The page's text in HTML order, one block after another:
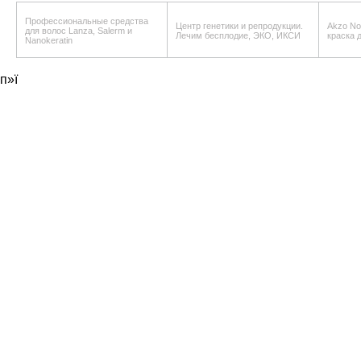
Профессиональные средства
для волос Lanza, Salerm и
Nanokeratin
Центр генетики и репродукции.
Лечим бесплодие, ЭКО, ИКСИ
Akzo
краска
п»ї